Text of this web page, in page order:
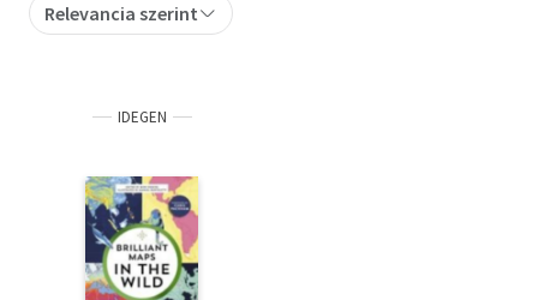
Olasz hangoskönyvek
Taschenbücher
Libros de bolsillo
Livre de poche
Relevancia szerint
IDEGEN